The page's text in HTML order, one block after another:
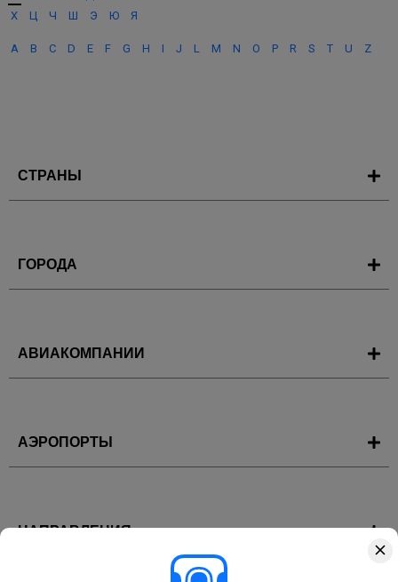
Х
Ц Ч Ш Э Ю Я
A B C D E F G H I J L M N O P R S T U Z
СТРАНЫ
ГОРОДА
АВИАКОМПАНИИ
АЭРОПОРТЫ
НАПРАВЛЕНИЯ